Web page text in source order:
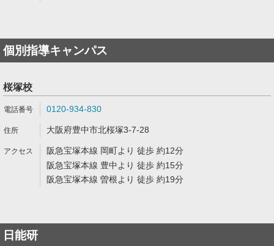
個別指導キャンパス
桜塚校
0120-934-830
大阪府豊中市北桜塚3-7-28
阪急宝塚本線 岡町より 徒歩 約12分
阪急宝塚本線 豊中より 徒歩 約15分
阪急宝塚本線 曽根より 徒歩 約19分
日能研